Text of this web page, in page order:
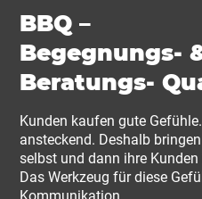
BBQ –
Begegnungs-
Beratungs-
Kunden kaufen gute
ansteckend. Deshalb
selbst und dann ihre Kunden
Das Werkzeug für diese